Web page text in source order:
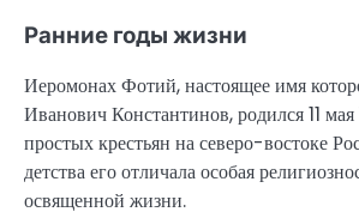
Ранние годы жизни
Иеромонах Фотий, настоящее имя
Иванович Константинов, родился 11
простых крестьян на северо-востоке
детства его отличала особая
освященной жизни.